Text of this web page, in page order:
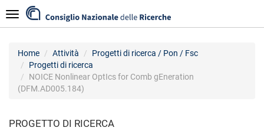
al
contenuto
Navigazione
Home Attività
Progetti di ricerca / Pon / Fsc
Progetti di ricerca
NOICE Nonlinear OptIcs for Comb gEneration
(DFM.AD005.184)
PROGETTO DI RICERCA